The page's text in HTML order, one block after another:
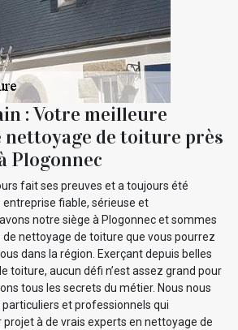
: Votre meilleure
de toiture près
Plogonnec
fait ses preuves et a toujours été
fiable, sérieuse et
notre siège à Plogonnec et sommes
de nettoyage de toiture que vous pourrez
dans la région. Exerçant depuis belles
toiture, aucun défi n’est assez grand pour
tous les secrets du métier. Nous nous
et professionnels qui
à de vrais experts en nettoyage de